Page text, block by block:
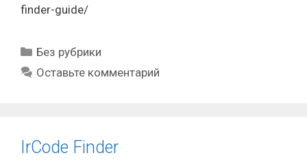
finder-guide/
Рубрики
Без рубрики
Оставьте комментарий
IrCode Finder